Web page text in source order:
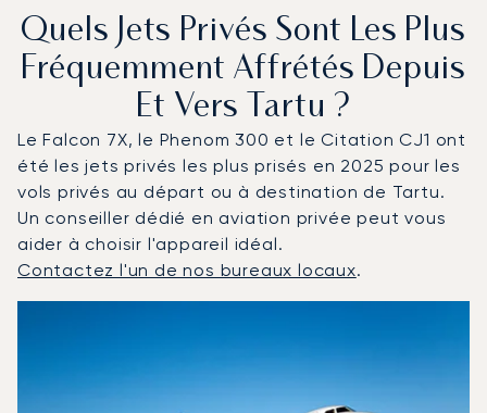
Quels Jets Privés Sont Les Plus
Fréquemment Affrétés Depuis
Et Vers Tartu ?
Le Falcon 7X, le Phenom 300 et le Citation CJ1 ont
été les jets privés les plus prisés en 2025 pour les
vols privés au départ ou à destination de Tartu.
Un conseiller dédié en aviation privée peut vous
aider à choisir l'appareil idéal.
Contactez l'un de nos bureaux locaux.